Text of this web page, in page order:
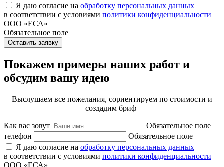
Я даю согласие на обработку персональных данных
в соответствии с условиями политики конфиденциальности
ООО «ЕСА»
Обязательное поле
Оставить заявку
Покажем примеры наших работ и
обсудим вашу идею
Выслушаем все пожелания, сориентируем по стоимости и
создадим бриф
Как вас зовут
Обязательное поле
телефон
Обязательное поле
Я даю согласие на обработку персональных данных
в соответствии с условиями политики конфиденциальности
ООО «ЕСА»